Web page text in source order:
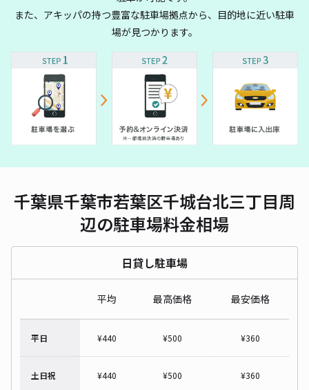
また、アキッパの持つ豊富な駐車場拠点から、目的地に近い駐車
場が見つかります。
千葉県千葉市若葉区千城台北三丁目周
辺の駐車場料金相場
日貸し駐車場
平均 最高価格 最安価格
平日 ¥440 ¥500 ¥360
土日祝 ¥440 ¥500 ¥360